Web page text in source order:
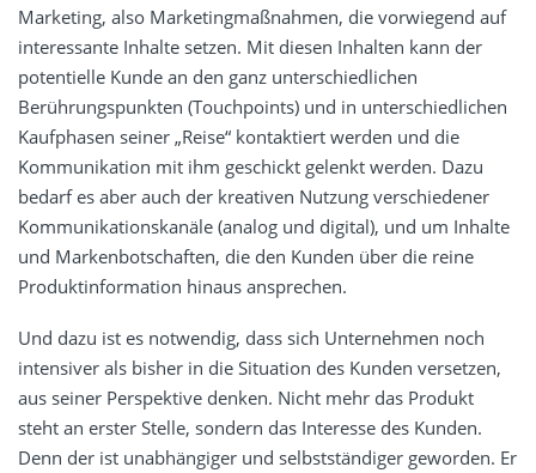
Marketing, also Marketingmaßnahmen, die vorwiegend auf
interessante Inhalte setzen. Mit diesen Inhalten kann der
potentielle Kunde an den ganz unterschiedlichen
Berührungspunkten (Touchpoints) und in unterschiedlichen
Kaufphasen seiner „Reise“ kontaktiert werden und die
Kommunikation mit ihm geschickt gelenkt werden. Dazu
bedarf es aber auch der kreativen Nutzung verschiedener
Kommunikationskanäle (analog und digital), und um Inhalte
und Markenbotschaften, die den Kunden über die reine
Produktinformation hinaus ansprechen.
Und dazu ist es notwendig, dass sich Unternehmen noch
intensiver als bisher in die Situation des Kunden versetzen,
aus seiner Perspektive denken. Nicht mehr das Produkt
steht an erster Stelle, sondern das Interesse des Kunden.
Denn der ist unabhängiger und selbstständiger geworden. Er